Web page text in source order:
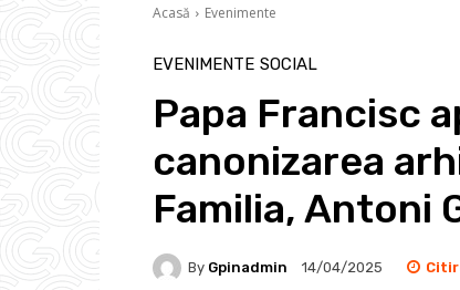
Acasă Evenimente
EVENIMENTE SOCIAL
Papa Francisc
canonizarea
Familia, Antoni
By Gpinadmin 14/04/2025